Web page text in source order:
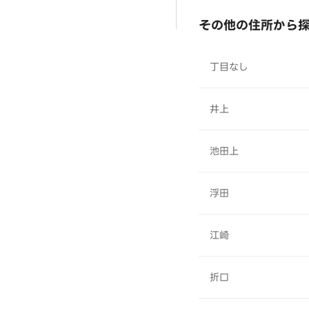
その他の住所から
丁目なし
井上
池田上
浮田
江崎
折口